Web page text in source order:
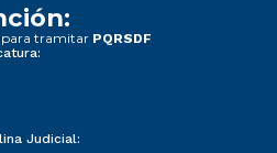
para tramitar PQRSDF
Judicial: